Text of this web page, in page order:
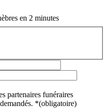
en 2 minutes
partenaires funéraires
*(obligatoire)